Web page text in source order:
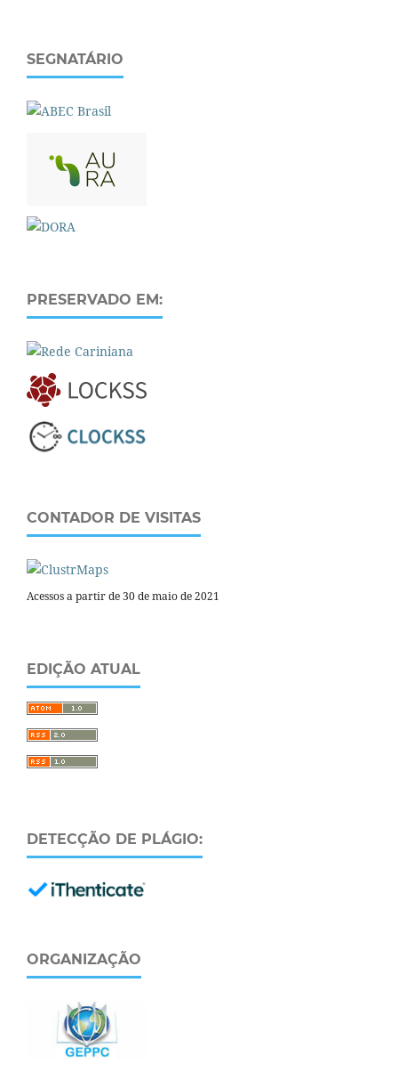
SEGNATÁRIO
PRESERVADO EM:
CONTADOR DE VISITAS
Acessos a partir de 30 de maio de 2021
EDIÇÃO ATUAL
DETECÇÃO DE PLÁGIO:
ORGANIZAÇÃO